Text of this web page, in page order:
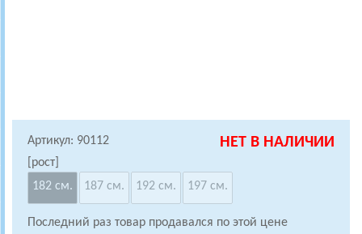
Артикул: 90112 НЕТ В НАЛИЧИИ
[рост]
182 см.
187 см. 192 см. 197 см.
Последний раз товар продавался по этой цене